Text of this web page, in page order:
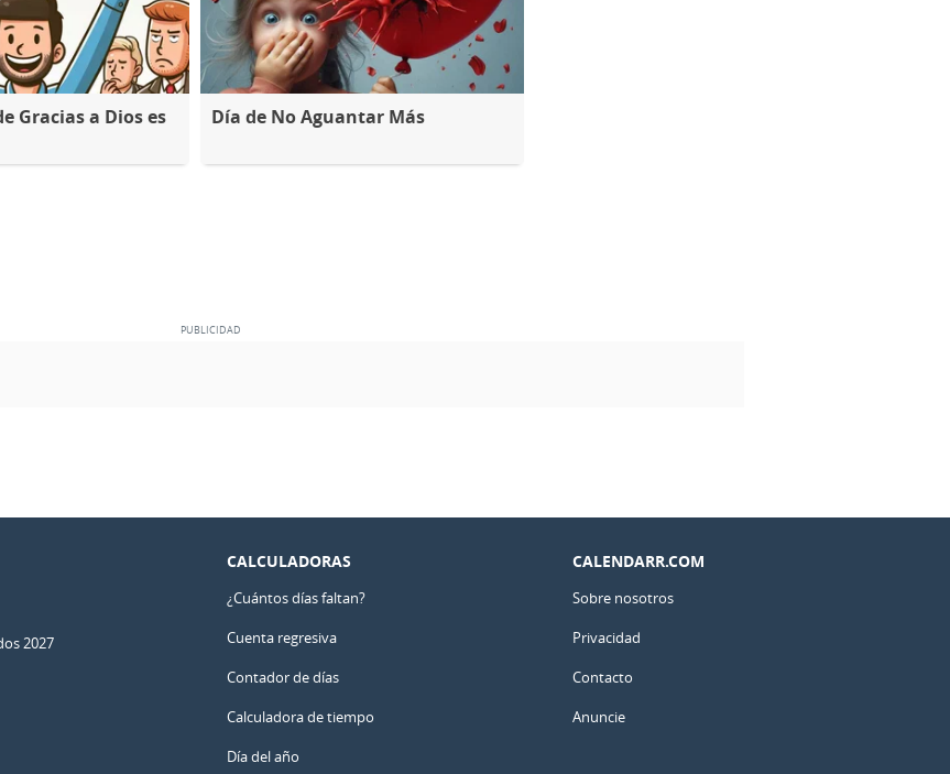
Gracias a Dios es
Día de No Aguantar Más
2027
CALCULADORAS
¿Cuántos días faltan?
Cuenta regresiva
Contador de días
Calculadora de tiempo
Día del año
CALENDARR.COM
Sobre nosotros
Privacidad
Contacto
Anuncie